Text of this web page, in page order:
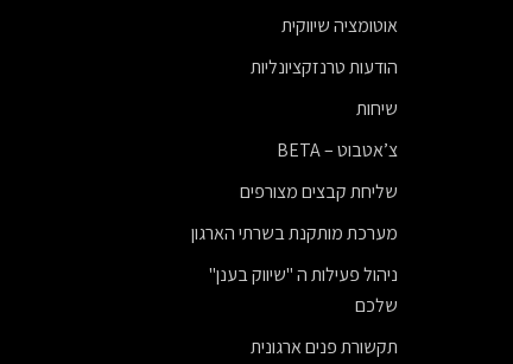
אוטומציה שיווקית
הודעות טרנזקציונליות
שיחות
צ’אטבוט – BETA
שליחת קבצים מצורפים
מערכת מותקנת בשרתי הארגון
ניהול פעילות ה "שיווק בענן"
שלכם
תקשורת פנים ארגונית